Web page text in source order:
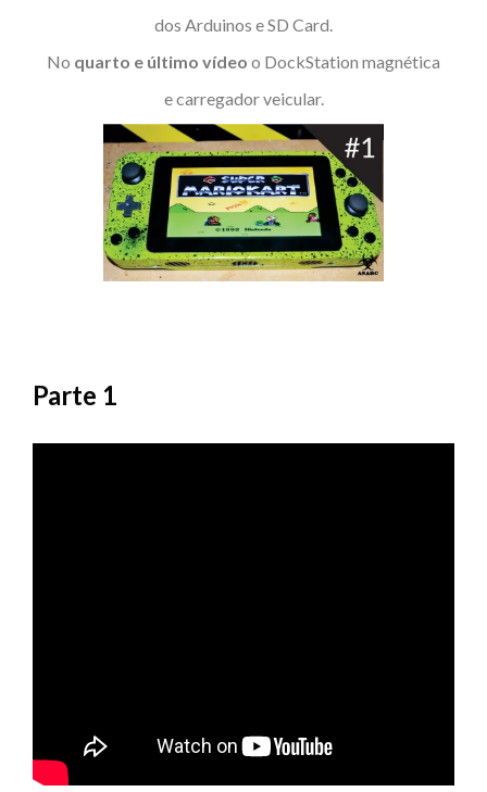
dos Arduinos e SD Card.
No quarto e último vídeo o DockStation magnética
e carregador veicular.
Parte 1